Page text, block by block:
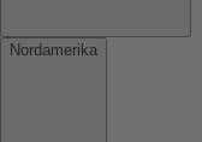
Nordamerika